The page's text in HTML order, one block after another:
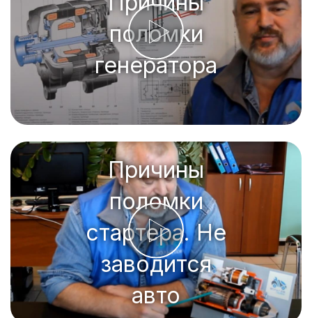
поломки
генератора
Причины
поломки
стартера. Не
заводится
авто